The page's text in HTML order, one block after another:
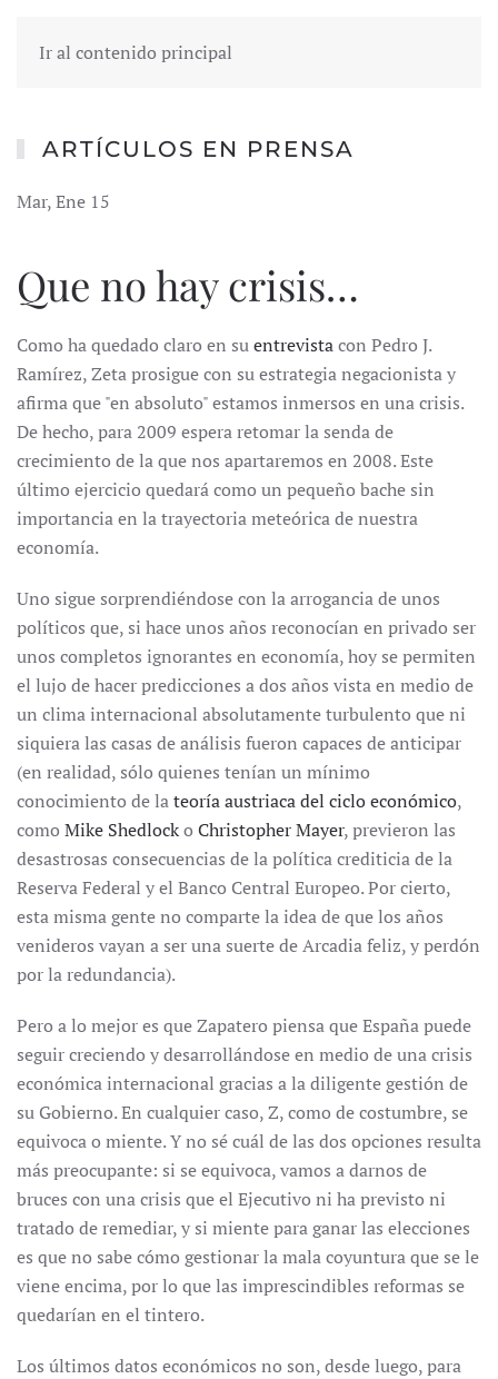
Ir al contenido principal
ARTÍCULOS EN PRENSA
Mar, Ene 15
Que no hay crisis…
Como ha quedado claro en suentrevistacon Pedro J.
Ramírez, Zeta prosigue con su estrategia negacionista y
afirma que "en absoluto" estamos inmersos en una crisis.
De hecho, para 2009 espera retomar la senda de
crecimiento de la que nos apartaremos en 2008. Este
último ejercicio quedará como un pequeño bache sin
importancia en la trayectoria meteórica de nuestra
economía.
Uno sigue sorprendiéndose con la arrogancia de unos
políticos que, si hace unos años reconocían en privado ser
unos completos ignorantes en economía, hoy se permiten
el lujo de hacer predicciones a dos años vista en medio de
un clima internacional absolutamente turbulento que ni
siquiera las casas de análisis fueron capaces de anticipar
(en realidad, sólo quienes tenían un mínimo
conocimiento de lateoría austriaca del ciclo económico,
como Mike Shedlocko Christopher Mayer, previeron las
desastrosas consecuencias de la política crediticia de la
Reserva Federal y el Banco Central Europeo. Por cierto,
esta misma gente no comparte la idea de que los años
venideros vayan a ser una suerte de Arcadia feliz, y perdón
por la redundancia).
Pero a lo mejor es que Zapatero piensa que España puede
seguir creciendo y desarrollándose en medio de una crisis
económica internacional gracias a la diligente gestión de
su Gobierno. En cualquier caso, Z, como de costumbre, se
equivoca o miente. Y no sé cuál de las dos opciones resulta
más preocupante: si se equivoca, vamos a darnos de
bruces con una crisis que el Ejecutivo ni ha previsto ni
tratado de remediar, y si miente para ganar las elecciones
es que no sabe cómo gestionar la mala coyuntura que se le
viene encima, por lo que las imprescindibles reformas se
quedarían en el tintero.
Los últimos datos económicos no son, desde luego, para